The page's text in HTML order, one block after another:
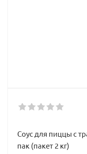
Соус для пиццы с
пак (пакет 2 кг)